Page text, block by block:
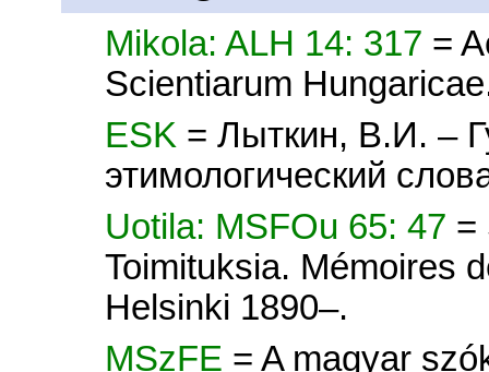
Mikola: ALH 14: 317 =
Scientiarum
ESK = Лыткин, В.И. –
этимологический
Uotila: MSFOu 65: 47 =
Toimituksia. Mémoires
Helsinki 1890–.
MSzFE = A magyar